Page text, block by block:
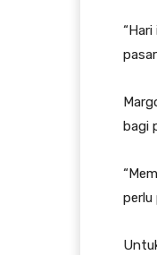
bagi
perlu